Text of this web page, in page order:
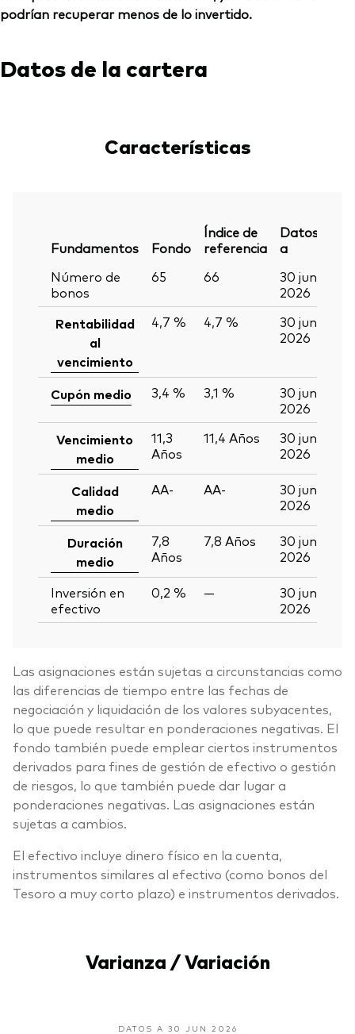
podrían recuperar menos de lo invertido.
Datos de la cartera
Características
Fundamentos Fondo
Índice de
referencia
Datos
a
Número de
bonos
65 66
30 jun
2026
Rentabilidad
al
vencimiento
4,7 % 4,7 %
30 jun
2026
Cupón medio 3,4 % 3,1 %
30 jun
2026
Vencimiento
medio
11,3
Años
11,4 Años
30 jun
2026
Calidad
medio
AA- AA-
30 jun
2026
Duración
medio
7,8
Años
7,8 Años
30 jun
2026
Inversión en
efectivo
0,2 % —
30 jun
2026
Las asignaciones están sujetas a circunstancias como
las diferencias de tiempo entre las fechas de
negociación y liquidación de los valores subyacentes,
lo que puede resultar en ponderaciones negativas. El
fondo también puede emplear ciertos instrumentos
derivados para fines de gestión de efectivo o gestión
de riesgos, lo que también puede dar lugar a
ponderaciones negativas. Las asignaciones están
sujetas a cambios.
El efectivo incluye dinero físico en la cuenta,
instrumentos similares al efectivo (como bonos del
Tesoro a muy corto plazo) e instrumentos derivados.
Varianza / Variación
DATOS A 30 JUN 2026